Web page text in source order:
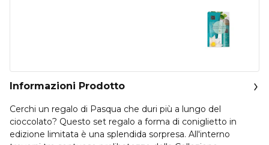
Informazioni Prodotto
Cerchi un regalo di Pasqua che duri più a lungo del
cioccolato? Questo set regalo a forma di coniglietto in
edizione limitata è una splendida sorpresa. All'interno